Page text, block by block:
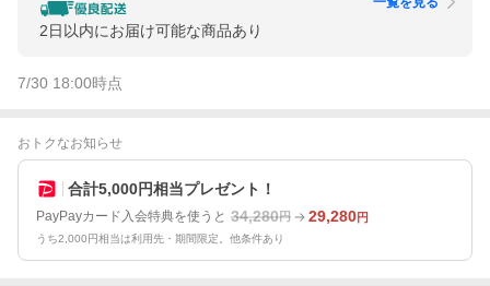
2日以内にお届け可能な商品あり
7/30 18:00時点
おトクなお知らせ
合計5,000円相当プレゼント！
PayPayカード入会特典を使うと 34,280円 29,280円
うち2,000円相当は利用先・期間限定。他条件あり